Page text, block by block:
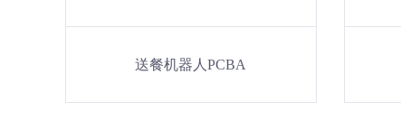
送餐机器人PCBA